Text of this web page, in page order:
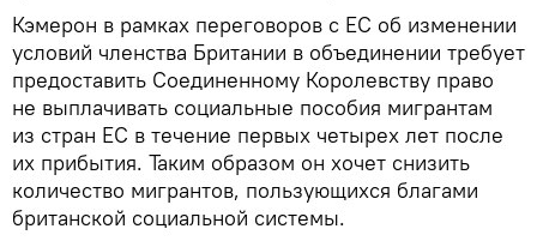
Кэмерон в рамках переговоров с ЕС об изменении
условий членства Британии в объединении требует
предоставить Соединенному Королевству право
не выплачивать социальные пособия мигрантам
из стран ЕС в течение первых четырех лет после
их прибытия. Таким образом он хочет снизить
количество мигрантов, пользующихся благами
британской социальной системы.